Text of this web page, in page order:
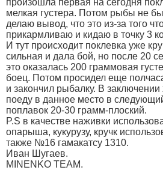
произошла первая на сегодня
мелкая густера. Потом рыбы не
делаю вывод, что это из-за того
прикармливаю и кидаю в точку 3
И тут происходит поклевка уже
сильная и дала бой, но после 20
это оказалась 200 граммовая
боец. Потом просидел еще
и закончил рыбалку. В заключении
поеду в данное место в
поплавок 20-30 грамм-плоский.
P.S в качестве наживки
опарыша, кукурузу, кручк
также №16 гамакатсу 1310.
Иван Шугаев.
MINENKO TEAM.